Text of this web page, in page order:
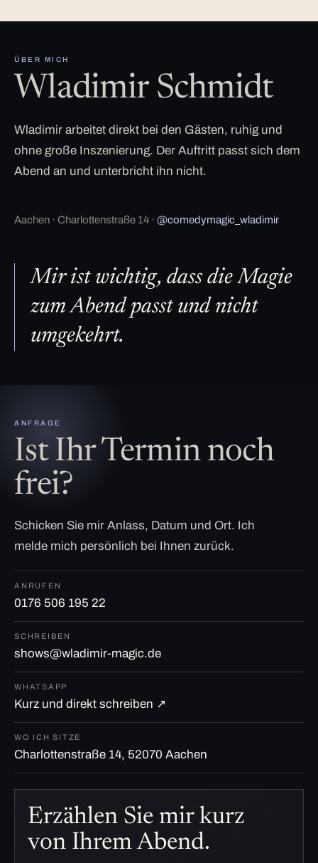
ÜBER MICH
Wladimir Schmidt
Wladimir arbeitet direkt bei den Gästen, ruhig und
ohne große Inszenierung. Der Auftritt passt sich dem
Abend an und unterbricht ihn nicht.
Aachen · Charlottenstraße 14 · @comedymagic_wladimir
Mir ist wichtig, dass die Magie
zum Abend passt und nicht
umgekehrt.
ANFRAGE
Ist Ihr Termin noch
frei?
Schicken Sie mir Anlass, Datum und Ort. Ich
melde mich persönlich bei Ihnen zurück.
ANRUFEN
0176 506 195 22
SCHREIBEN
shows@wladimir-magic.de
WHATSAPP
Kurz und direkt schreiben ↗
WO ICH SITZE
Charlottenstraße 14, 52070 Aachen
Erzählen Sie mir kurz
von Ihrem Abend.